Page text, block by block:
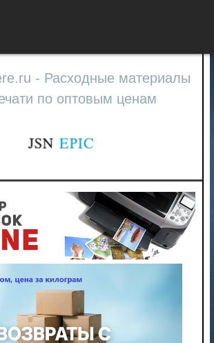
- Расходные материалы
по оптовым ценам